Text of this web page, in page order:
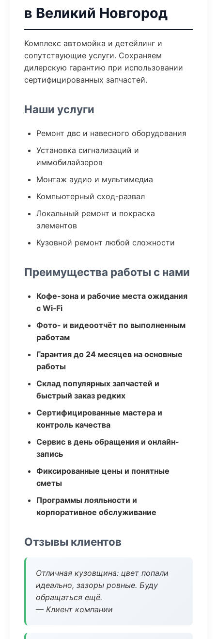
в Великий Новгород
Комплекс автомойка и детейлинг и
сопутствующие услуги. Сохраняем
дилерскую гарантию при использовании
сертифицированных запчастей.
Наши услуги
Ремонт двс и навесного оборудования
Установка сигнализаций и
иммобилайзеров
Монтаж аудио и мультимедиа
Компьютерный сход-развал
Локальный ремонт и покраска
элементов
Кузовной ремонт любой сложности
Преимущества работы с нами
Кофе-зона и рабочие места ожидания
с Wi‑Fi
Фото- и видеоотчёт по выполненным
работам
Гарантия до 24 месяцев на основные
работы
Склад популярных запчастей и
быстрый заказ редких
Сертифицированные мастера и
контроль качества
Сервис в день обращения и онлайн-
запись
Фиксированные цены и понятные
сметы
Программы лояльности и
корпоративное обслуживание
Отзывы клиентов
Отличная кузовщина: цвет попали
идеально, зазоры ровные. Буду
обращаться ещё.
— Клиент компании